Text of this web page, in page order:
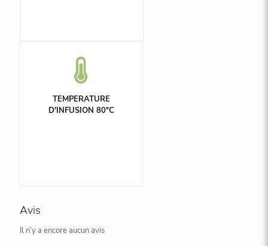
TEMPERATURE
D'INFUSION 80°C
Avis
Il n’y a encore aucun avis